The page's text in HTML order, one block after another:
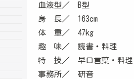
血液型／ B型
身 長／ 163cm
体 重／ 47kg
趣 味／ 読書・料理
特 技／ 早口言葉・料理
事務所／ 研音